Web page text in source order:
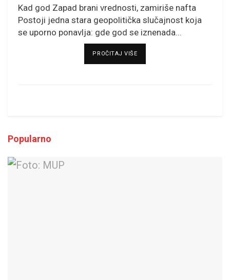
Kad god Zapad brani vrednosti, zamiriše nafta
Postoji jedna stara geopolitička slučajnost koja
se uporno ponavlja: gde god se iznenada...
PROČITAJ VIŠEDETAILS
Popularno